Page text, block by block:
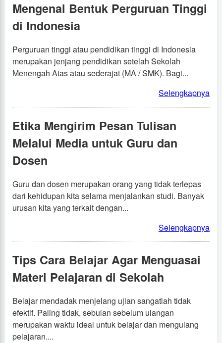
Mengenal Bentuk Perguruan Tinggi
di Indonesia
Perguruan tinggi atau pendidikan tinggi di Indonesia
merupakan jenjang pendidikan setelah Sekolah
Menengah Atas atau sederajat (MA / SMK). Bagi...
Selengkapnya
Etika Mengirim Pesan Tulisan
Melalui Media untuk Guru dan
Dosen
Guru dan dosen merupakan orang yang tidak terlepas
dari kehidupan kita selama menjalankan studi. Banyak
urusan kita yang terkait dengan...
Selengkapnya
Tips Cara Belajar Agar Menguasai
Materi Pelajaran di Sekolah
Belajar mendadak menjelang ujian sangatlah tidak
efektif. Paling tidak, sebulan sebelum ulangan
merupakan waktu ideal untuk belajar dan mengulang
pelajaran....